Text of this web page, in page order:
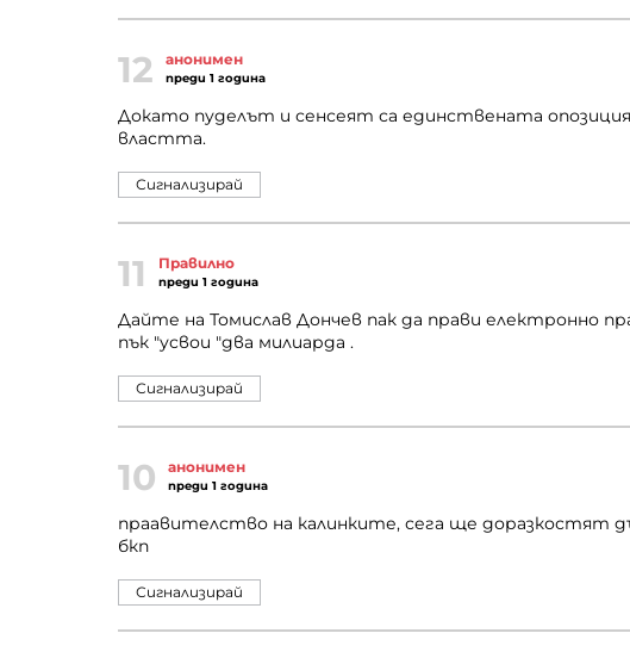
12 анонимен
преди 1 година
Докато пуделът и сенсеят са единствената
властта.
Сигнализирай
11 Правилно
преди 1 година
Дайте на Томислав Дончев пак да прави електронно
пък "усвои "два милиарда .
Сигнализирай
10 анонимен
преди 1 година
праавителство на калинките, сега ще доразкостят
бкп
Сигнализирай